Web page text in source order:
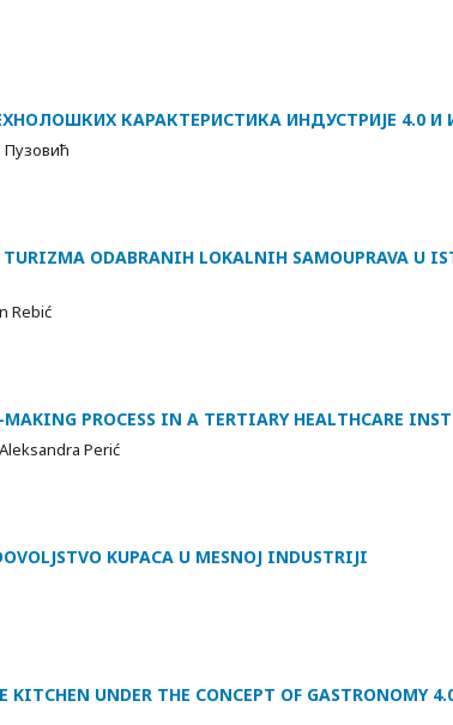
КАРАКТЕРИСТИКА ИНДУСТРИЈЕ 4.0 И
ODABRANIH LOKALNIH SAMOUPRAVA U
Rebić
PROCESS IN A TERTIARY HEALTHCARE
Perić
KUPACA U MESNOJ INDUSTRIJI
UNDER THE CONCEPT OF GASTRONOMY